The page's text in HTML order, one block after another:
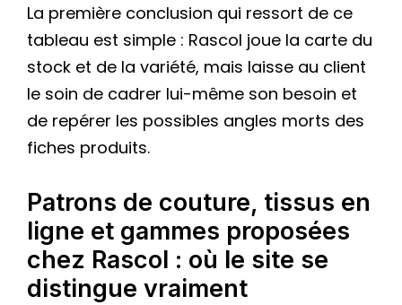
La première conclusion qui ressort de ce
tableau est simple : Rascol joue la carte du
stock et de la variété, mais laisse au client
le soin de cadrer lui-même son besoin et
de repérer les possibles angles morts des
fiches produits.
Patrons de couture, tissus en
ligne et gammes proposées
chez Rascol : où le site se
distingue vraiment